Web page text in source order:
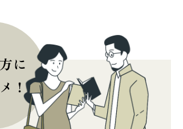
に
！